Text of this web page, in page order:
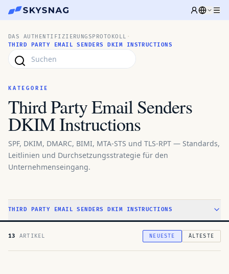
DAS AUTHENTIFIZIERUNGSPROTOKOLL ·
THIRD PARTY EMAIL SENDERS DKIM INSTRUCTIONS
KATEGORIE
Third Party Email Senders
DKIM Instructions
SPF, DKIM, DMARC, BIMI, MTA-STS und TLS-RPT — Standards,
Leitlinien und Durchsetzungsstrategie für den
Unternehmenseingang.
THIRD PARTY EMAIL SENDERS DKIM INSTRUCTIONS
13 ARTIKEL NEUESTE ÄLTESTE